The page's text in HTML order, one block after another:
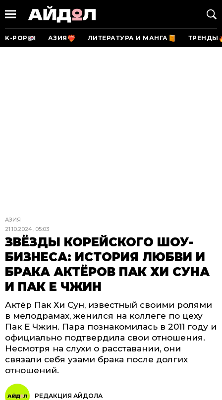
K-POP АЗИЯ ЛИТЕРАТУРА И МАНГА ТРЕНДЫ
АЗИЯ
21.10.2024, 05:03
ЗВЁЗДЫ КОРЕЙСКОГО ШОУ-
БИЗНЕСА: ИСТОРИЯ ЛЮБВИ И
БРАКА АКТЁРОВ ПАК ХИ СУНА
И ПАК Е ЧЖИН
Актёр Пак Хи Сун, известный своими ролями
в мелодрамах, женился на коллеге по цеху
Пак Е Чжин. Пара познакомилась в 2011 году и
официально подтвердила свои отношения.
Несмотря на слухи о расставании, они
связали себя узами брака после долгих
отношений.
РЕДАКЦИЯ АЙДОЛА